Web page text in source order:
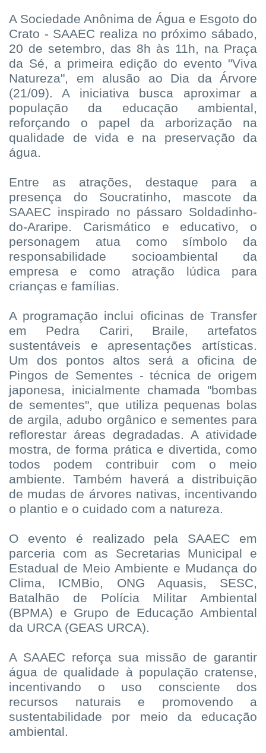
A Sociedade Anônima de Água e Esgoto do
Crato - SAAEC realiza no próximo sábado,
20 de setembro, das 8h às 11h, na Praça
da Sé, a primeira edição do evento "Viva
Natureza", em alusão ao Dia da Árvore
(21/09). A iniciativa busca aproximar a
população da educação ambiental,
reforçando o papel da arborização na
qualidade de vida e na preservação da
água.
Entre as atrações, destaque para a
presença do Soucratinho, mascote da
SAAEC inspirado no pássaro Soldadinho-
do-Araripe. Carismático e educativo, o
personagem atua como símbolo da
responsabilidade socioambiental da
empresa e como atração lúdica para
crianças e famílias.
A programação inclui oficinas de Transfer
em Pedra Cariri, Braile, artefatos
sustentáveis e apresentações artísticas.
Um dos pontos altos será a oficina de
Pingos de Sementes - técnica de origem
japonesa, inicialmente chamada "bombas
de sementes", que utiliza pequenas bolas
de argila, adubo orgânico e sementes para
reflorestar áreas degradadas. A atividade
mostra, de forma prática e divertida, como
todos podem contribuir com o meio
ambiente. Também haverá a distribuição
de mudas de árvores nativas, incentivando
o plantio e o cuidado com a natureza.
O evento é realizado pela SAAEC em
parceria com as Secretarias Municipal e
Estadual de Meio Ambiente e Mudança do
Clima, ICMBio, ONG Aquasis, SESC,
Batalhão de Polícia Militar Ambiental
(BPMA) e Grupo de Educação Ambiental
da URCA (GEAS URCA).
A SAAEC reforça sua missão de garantir
água de qualidade à população cratense,
incentivando o uso consciente dos
recursos naturais e promovendo a
sustentabilidade por meio da educação
ambiental.